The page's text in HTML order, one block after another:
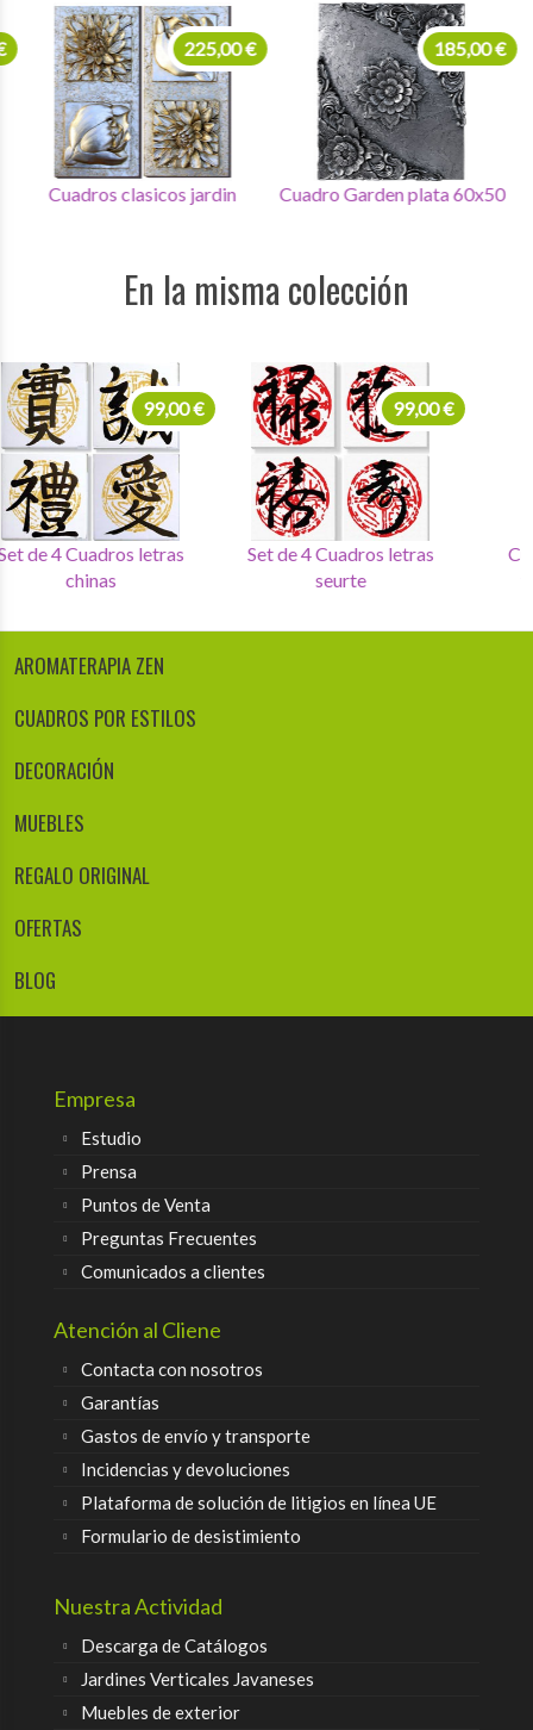
Cuadros clasicos jardin
225,00 €
Cuadro Garden plata 60x50
185,00 €
En la misma colección
Set de 4 Cuadros letras
chinas
99,00 €
Set de 4 Cuadros letras
seurte
99,00 €
AROMATERAPIA ZEN
CUADROS POR ESTILOS
DECORACIÓN
MUEBLES
REGALO ORIGINAL
OFERTAS
BLOG
Empresa
Estudio
Prensa
Puntos de Venta
Preguntas Frecuentes
Comunicados a clientes
Atención al Cliene
Contacta con nosotros
Garantías
Gastos de envío y transporte
Incidencias y devoluciones
Plataforma de solución de litigios en línea UE
Formulario de desistimiento
Nuestra Actividad
Descarga de Catálogos
Jardines Verticales Javaneses
Muebles de exterior